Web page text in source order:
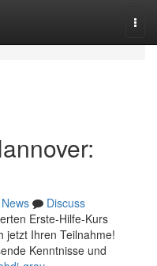
News
Discuss
Erste-Hilfe-Kurs
jetzt Ihren Teilnahme!
Kenntnisse und